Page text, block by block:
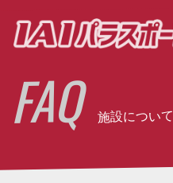
FAQ 施設について